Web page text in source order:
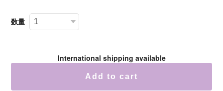
数量
International shipping available
Add to cart